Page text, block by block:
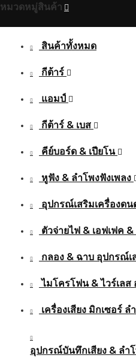
หมวดหมู่สินค้า
สินค้าทั้งหมด
กีต้าร์
แอมป์
กีต้าร์ & เบส
คีย์บอร์ด & เปียโน
หูฟัง & ลําโพงฟังเพลง
อุปกรณ์เสริมเครื่องดน
ตัวจ่ายไฟ & เอฟเฟค
กลอง & ฉาบ อุปกรณ์เ
ไมโครโฟน & ไวร์เลส
เครื่องเสียง มิกเซอร์ ล
อุปกรณ์บันทึกเสียง & ลำ